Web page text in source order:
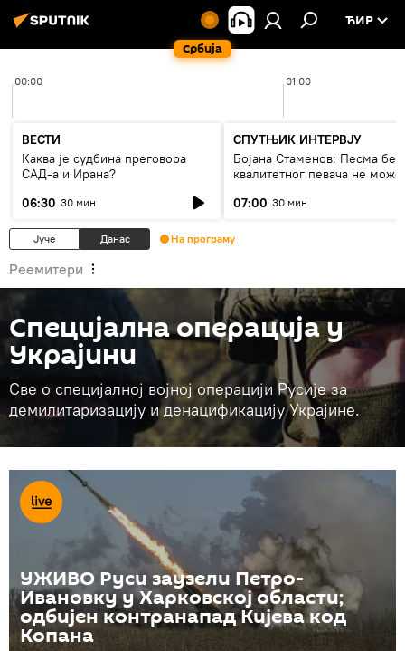
Србија
ЋИР
00:00 01:00
ВЕСТИ
Каква је судбина преговора
САД-а и Ирана?
06:30 30 мин
СПУТЊИК ИНТЕРВЈУ
Бојана Стаменов: Песма без
квалитетног певача не може
07:00 30 мин
Јуче Данас На програму
Реемитери
Специјална операција у
Украјини
Све о специјалној војној операцији Русије за
демилитаризацију и денацификацију Украјине.
УЖИВО Руси заузели Петро-
Ивановку у Харковској области;
одбијен контранапад Кијева код
Копана